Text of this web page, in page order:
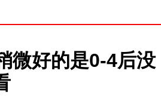
微好的是0-4后没